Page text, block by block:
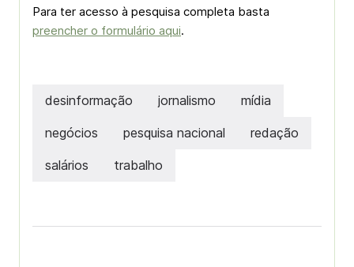
Para ter acesso à pesquisa completa basta
preencher o formulário aqui.
desinformação jornalismo mídia
negócios pesquisa nacional redação
salários trabalho